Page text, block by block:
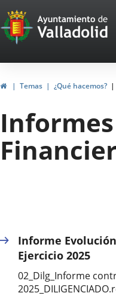
Portal
Web
del
de
Valladolid
InicioTemas ¿Qué hacemos?
Informe
Ejercicio 2025
02_Dilg_Informe